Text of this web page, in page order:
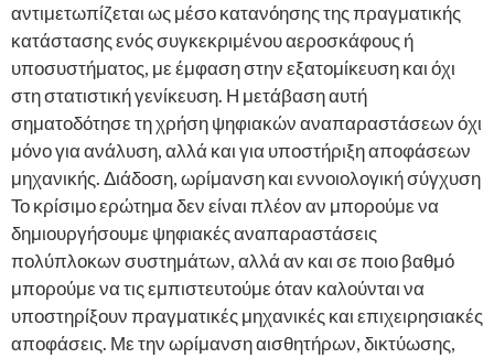
αντιμετωπίζεται ως μέσο κατανόησης της πραγματικής
κατάστασης ενός συγκεκριμένου αεροσκάφους ή
υποσυστήματος, με έμφαση στην εξατομίκευση και όχι
στη στατιστική γενίκευση. Η μετάβαση αυτή
σηματοδότησε τη χρήση ψηφιακών αναπαραστάσεων όχι
μόνο για ανάλυση, αλλά και για υποστήριξη αποφάσεων
μηχανικής. Διάδοση, ωρίμανση και εννοιολογική σύγχυση
Το κρίσιμο ερώτημα δεν είναι πλέον αν μπορούμε να
δημιουργήσουμε ψηφιακές αναπαραστάσεις
πολύπλοκων συστημάτων, αλλά αν και σε ποιο βαθμό
μπορούμε να τις εμπιστευτούμε όταν καλούνται να
υποστηρίξουν πραγματικές μηχανικές και επιχειρησιακές
αποφάσεις. Με την ωρίμανση αισθητήρων, δικτύωσης,